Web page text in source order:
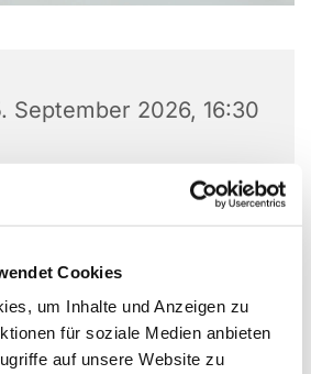
Cookies
um Inhalte und Anzeigen zu
für soziale Medien anbieten
auf unsere Website zu
September 2026, 16:30
Höntrop, Preins
Bochum
Sowa, Pfarrer Uwe
Konfi-Team